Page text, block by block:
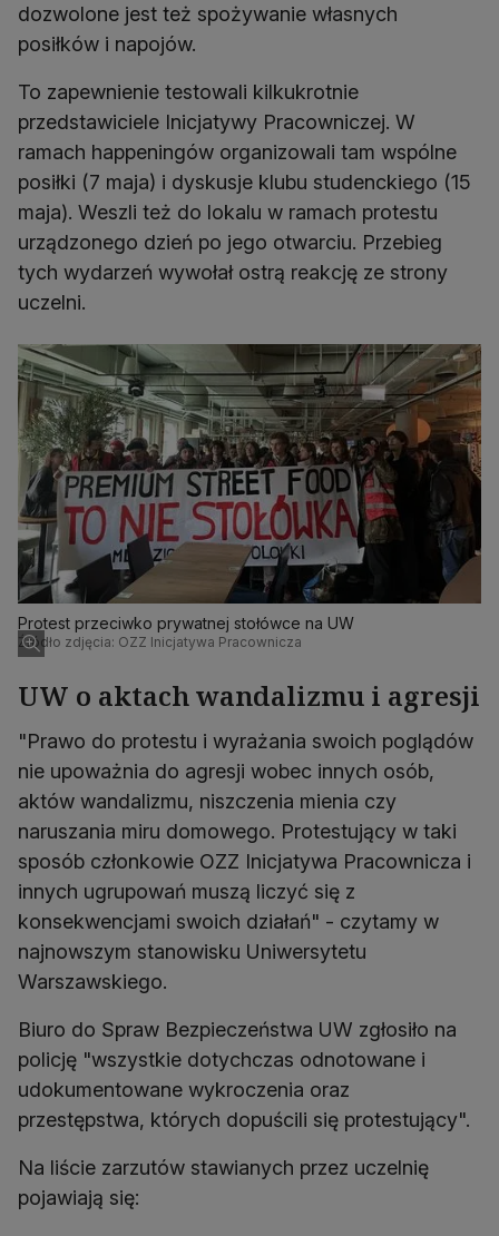
dozwolone jest też spożywanie własnych
posiłków i napojów.
To zapewnienie testowali kilkukrotnie
przedstawiciele Inicjatywy Pracowniczej. W
ramach happeningów organizowali tam wspólne
posiłki (7 maja) i dyskusje klubu studenckiego (15
maja). Weszli też do lokalu w ramach protestu
urządzonego dzień po jego otwarciu. Przebieg
tych wydarzeń wywołał ostrą reakcję ze strony
uczelni.
Protest przeciwko prywatnej stołówce na UW
Źródło zdjęcia: OZZ Inicjatywa Pracownicza
UW o aktach wandalizmu i agresji
"Prawo do protestu i wyrażania swoich poglądów
nie upoważnia do agresji wobec innych osób,
aktów wandalizmu, niszczenia mienia czy
naruszania miru domowego. Protestujący w taki
sposób członkowie OZZ Inicjatywa Pracownicza i
innych ugrupowań muszą liczyć się z
konsekwencjami swoich działań" - czytamy w
najnowszym stanowisku Uniwersytetu
Warszawskiego.
Biuro do Spraw Bezpieczeństwa UW zgłosiło na
policję "wszystkie dotychczas odnotowane i
udokumentowane wykroczenia oraz
przestępstwa, których dopuścili się protestujący".
Na liście zarzutów stawianych przez uczelnię
pojawiają się: